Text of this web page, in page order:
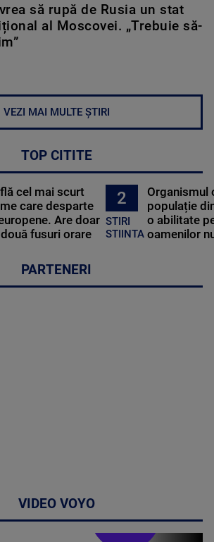
să rupă de Rusia un stat
al Moscovei. „Trebuie să-
VEZI MAI MULTE ȘTIRI
TOP CITITE
cel mai scurt
care desparte
Are doar
fusuri orare
2
STIRI
STIINTA
Organismul
populație
o abilitate
oamenilor
PARTENERI
VIDEO VOYO